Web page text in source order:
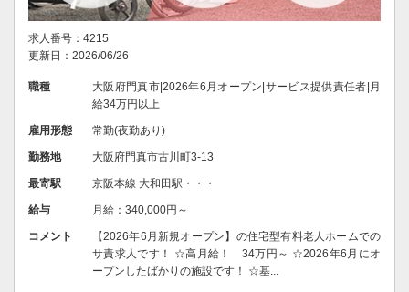
求人番号：4215
更新日：2026/06/26
職種
大阪府門真市|2026年6月オープン|サービス提供責任者|月
給34万円以上
雇用形態 常勤(夜勤あり)
勤務地 大阪府門真市古川町3-13
最寄駅 京阪本線 大和田駅・・・
給与 月給：340,000円～
コメント
【2026年6月新規オープン】の住宅型有料老人ホームでの
サ責求人です！ ☆高月給！ 34万円～ ☆2026年6月にオ
ープンしたばかりの施設です！ ☆基...